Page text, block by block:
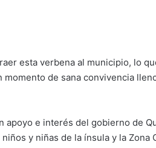
esta verbena al municipio, lo
de sana convivencia
e interés del gobierno de
y niñas de la ínsula y la Zona